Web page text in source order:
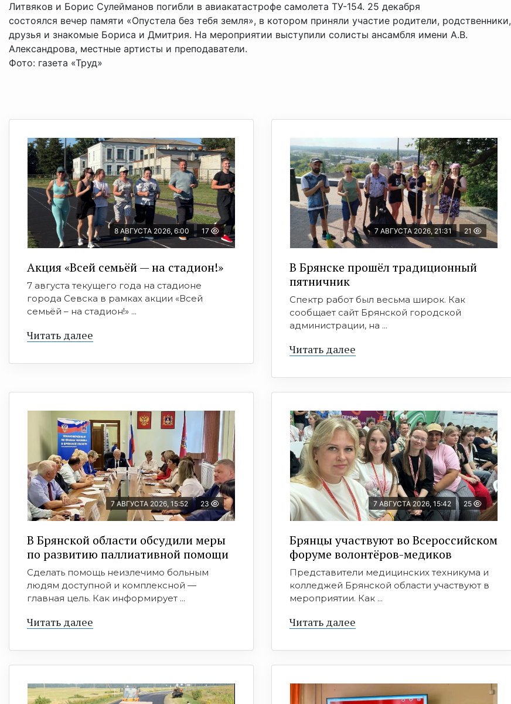
Литвяков и Борис Сулейманов погибли в авиакатастрофе самолета ТУ-154. 25 декабря
состоялся вечер памяти «Опустела без тебя земля», в котором приняли участие родители, родственники,
друзья и знакомые Бориса и Дмитрия. На мероприятии выступили солисты ансамбля имени А.В.
Александрова, местные артисты и преподаватели.
Фото: газета «Труд»
8 АВГУСТА 2026, 6:00 17
Акция «Всей семьёй — на стадион!»
7 августа текущего года на стадионе
города Севска в рамках акции «Всей
семьёй – на стадион!» ...
Читать далее
7 АВГУСТА 2026, 21:31 21
В Брянске прошёл традиционный
пятничник
Спектр работ был весьма широк. Как
сообщает сайт Брянской городской
администрации, на ...
Читать далее
7 АВГУСТА 2026, 15:52 23
В Брянской области обсудили меры
по развитию паллиативной помощи
Сделать помощь неизлечимо больным
людям доступной и комплексной —
главная цель. Как информирует ...
Читать далее
7 АВГУСТА 2026, 15:42 25
Брянцы участвуют во Всероссийском
форуме волонтёров-медиков
Представители медицинских техникума и
колледжей Брянской области участвуют в
мероприятии. Как ...
Читать далее